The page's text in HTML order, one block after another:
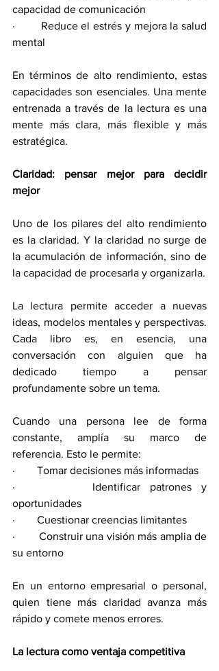
capacidad de comunicación
·        Reduce el estrés y mejora la salud
mental
En términos de alto rendimiento, estas
capacidades son esenciales. Una mente
entrenada a través de la lectura es una
mente más clara, más flexible y más
estratégica.
Claridad: pensar mejor para decidir
mejor
Uno de los pilares del alto rendimiento
es la claridad. Y la claridad no surge de
la acumulación de información, sino de
la capacidad de procesarla y organizarla.
La lectura permite acceder a nuevas
ideas, modelos mentales y perspectivas.
Cada libro es, en esencia, una
conversación con alguien que ha
dedicado tiempo a pensar
profundamente sobre un tema.
Cuando una persona lee de forma
constante, amplía su marco de
referencia. Esto le permite:
·        Tomar decisiones más informadas
·        Identificar patrones y
oportunidades
·        Cuestionar creencias limitantes
·        Construir una visión más amplia de
su entorno
En un entorno empresarial o personal,
quien tiene más claridad avanza más
rápido y comete menos errores.
La lectura como ventaja competitiva